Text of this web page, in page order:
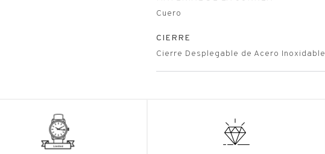
Cuero
CIERRE
Cierre Desplegable de Acero Inoxidable